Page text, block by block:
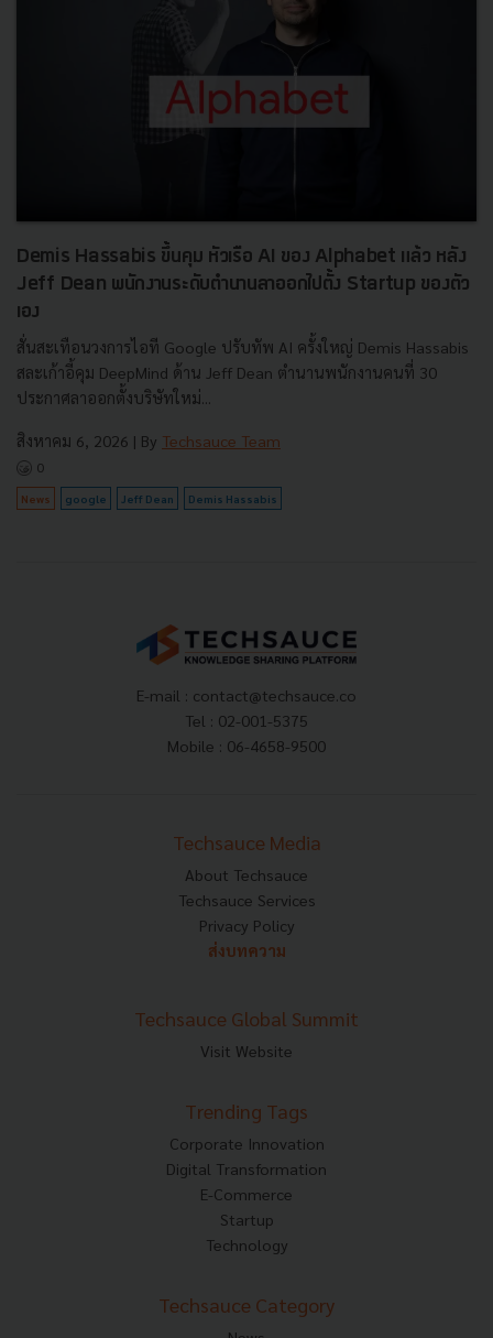
Demis Hassabis ขึ้นคุม หัวเรือ AI ของ Alphabet แล้ว หลัง
Jeff Dean พนักงานระดับตำนานลาออกไปตั้ง Startup ของตัว
เอง
สั่นสะเทือนวงการไอที Google ปรับทัพ AI ครั้งใหญ่ Demis Hassabis
สละเก้าอี้คุม DeepMind ด้าน Jeff Dean ตำนานพนักงานคนที่ 30
ประกาศลาออกตั้งบริษัทใหม่...
สิงหาคม 6, 2026 | By Techsauce Team
0
News google Jeff Dean Demis Hassabis
E-mail : contact@techsauce.co
Tel : 02-001-5375
Mobile : 06-4658-9500
Techsauce Media
About Techsauce
Techsauce Services
Privacy Policy
ส่งบทความ
Techsauce Global Summit
Visit Website
Trending Tags
Corporate Innovation
Digital Transformation
E-Commerce
Startup
Technology
Techsauce Category